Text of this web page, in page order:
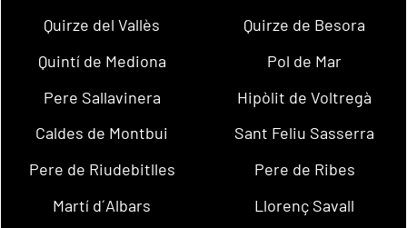
Quirze del Vallès
Quirze de Besora
Quintí de Mediona
Pol de Mar
Pere Sallavinera
Hipòlit de Voltregà
Caldes de Montbui
Sant Feliu Sasserra
Pere de Riudebitlles
Pere de Ribes
Martí d´Albars
Llorenç Savall